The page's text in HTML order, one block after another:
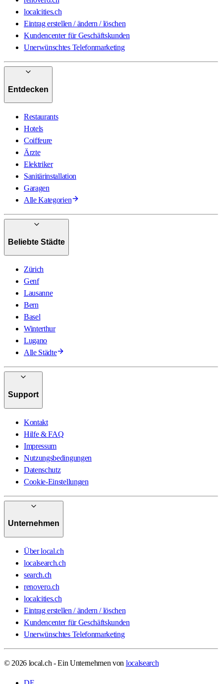
localcities.ch
Eintrag erstellen / ändern / löschen
Kundencenter für Geschäftskunden
Unerwünschtes Telefonmarketing
Entdecken
Restaurants
Hotels
Coiffeure
Ärzte
Elektriker
Sanitärinstallation
Garagen
Alle Kategorien
Beliebte Städte
Zürich
Genf
Lausanne
Bern
Basel
Winterthur
Lugano
Alle Städte
Support
Kontakt
Hilfe & FAQ
Impressum
Nutzungsbedingungen
Datenschutz
Cookie-Einstellungen
Unternehmen
Über local.ch
localsearch.ch
search.ch
renovero.ch
localcities.ch
Eintrag erstellen / ändern / löschen
Kundencenter für Geschäftskunden
Unerwünschtes Telefonmarketing
© 2026 local.ch - Ein Unternehmen von localsearch